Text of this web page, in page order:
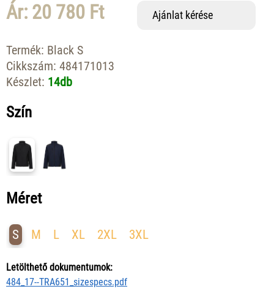
Ár: 20 780 Ft Ajánlat kérése
Termék: Black S
Cikkszám: 484171013
Készlet: 14db
Szín
Méret
S M L XL 2XL 3XL
Letölthető dokumentumok:
484_17--TRA651_sizespecs.pdf